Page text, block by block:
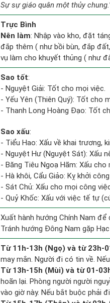
Sự sự giáo quân một thủy
Trực Bình
Nên làm: Nhập vào kho, đặt
đắp thêm ( như bồi bùn, đắp
vụ làm cho khuyết thủng ( như
Sao tốt:
- Nguyệt Giải: Tốt cho mọi việc.
- Yếu Yên (Thiên Quý): Tốt cho
- Thanh Long Hoàng Đạo: Tốt
Sao xấu:
- Tiểu Hao: Xấu về khai trương,
- Nguyệt Hư (Nguyệt Sát): Xấu
- Băng Tiêu Ngoạ Hãm: Xấu cho
- Hà khôi, Cẩu Giảo: Kỵ khởi
- Sát Chủ: Xấu cho mọi công
- Quỷ Khốc: Xấu với việc tế tự
Xuất hành hướng Chính Nam
Tránh hướng Đông Nam gặp
Từ 11h-13h (Ngọ) và từ 23h-
may mắn. Người đi có tin về.
Từ 13h-15h (Mùi) và từ 01-
hoãn lại. Phòng người người
vào giờ này. Nếu bắt buộc phải